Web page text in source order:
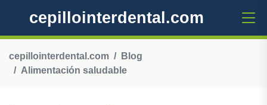
cepillointerdental.com
cepillointerdental.com
Blog
Alimentación saludable